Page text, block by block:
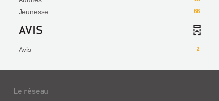
66
Jeunesse
AVIS
2
Avis
Le réseau